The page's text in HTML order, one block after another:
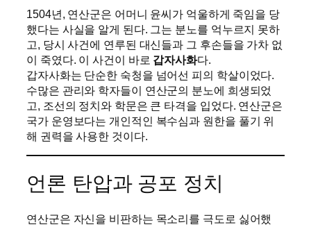
1504년, 연산군은 어머니 윤씨가 억울하게 죽임을 당
했다는 사실을 알게 된다. 그는 분노를 억누르지 못하
고, 당시 사건에 연루된 대신들과 그 후손들을 가차 없
이 죽였다. 이 사건이 바로 갑자사화다.
갑자사화는 단순한 숙청을 넘어선 피의 학살이었다.
수많은 관리와 학자들이 연산군의 분노에 희생되었
고, 조선의 정치와 학문은 큰 타격을 입었다. 연산군은
국가 운영보다는 개인적인 복수심과 원한을 풀기 위
해 권력을 사용한 것이다.
언론 탄압과 공포 정치
연산군은 자신을 비판하는 목소리를 극도로 싫어했